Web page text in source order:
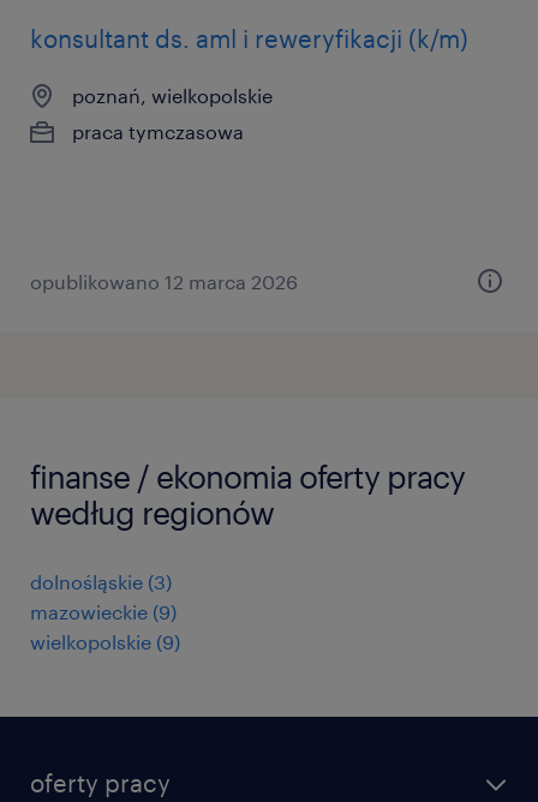
konsultant ds. aml i reweryfikacji (k/m)
poznań, wielkopolskie
praca tymczasowa
opublikowano 12 marca 2026
finanse / ekonomia oferty pracy
według regionów
dolnośląskie (3)
mazowieckie (9)
wielkopolskie (9)
oferty pracy